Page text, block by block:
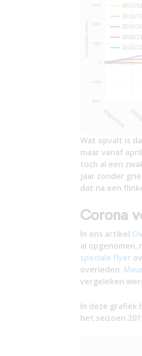
Wat opvalt is
maar vanaf
toch al een
jaar zonder
dat na een
Corona
In ons artikel
al opgenomen,
speciale flyer
overleden.
vergeleken
In deze grafiek
het seizoen